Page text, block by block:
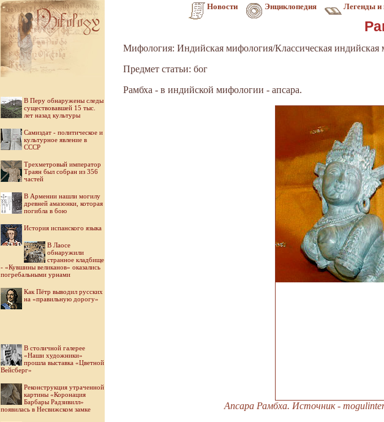
Новости Энциклопедия Легенды
В Перу обнаружены следы
существовавшей 15 тыс.
лет назад культуры
Самиздат - политическое и
культурное явление в
СССР
Трехметровый император
Траян был собран из 356
частей
В Армении нашли могилу
древней амазонки, которая
погибла в бою
История испанского языка
В Лаосе
обнаружили
странное кладбище
- «Кувшины великанов» оказались
погребальными урнами
Как Пётр выводил русских
на «правильную дорогу»
В столичной галерее
«Наши художники»
прошла выставка «Цветной
Вейсберг»
Реконструкция утраченной
картины «Коронация
Барбары Радзивилл»
появилась в Несвижском замке
Мифология: Индийская мифология/Классическая индийская
Предмет статьи: бог
Рамбха - в индийской мифологии - апсара.
Апсара Рамбха. Источник -